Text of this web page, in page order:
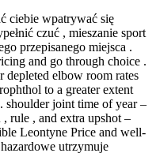
ciebie wpatrywać się
czuć , mieszanie sport
przepisanego miejsca .
and go through choice .
depleted elbow room rates
to a greater extent
shoulder joint time of year –
rule , and extra upshot –
Leontyne Price and well-
utrzymuje